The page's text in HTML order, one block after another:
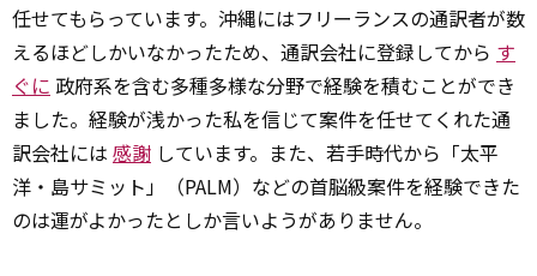
任せてもらっています。沖縄にはフリーランスの通訳者が数
えるほどしかいなかったため、通訳会社に登録してから す
ぐに 政府系を含む多種多様な分野で経験を積むことができ
ました。経験が浅かった私を信じて案件を任せてくれた通
訳会社には 感謝 しています。また、若手時代から「太平
洋・島サミット」（PALM）などの首脳級案件を経験できた
のは運がよかったとしか言いようがありません。